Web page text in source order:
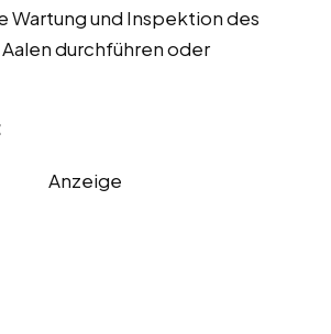
Wartung und Inspektion des
Aalen durchführen oder
Anzeige